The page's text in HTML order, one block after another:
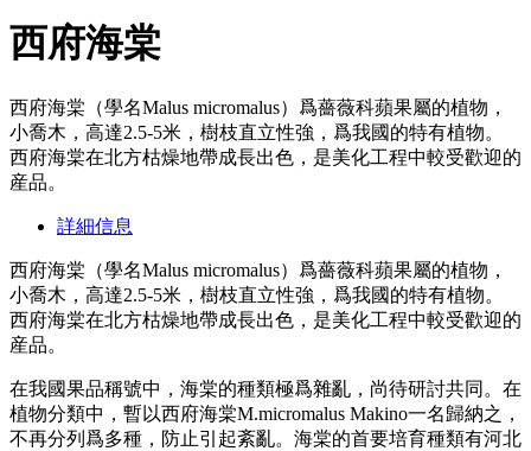
西府海棠
西府海棠（學名Malus micromalus）爲薔薇科蘋果屬的植物，
小喬木，高達2.5-5米，樹枝直立性強，爲我國的特有植物。
西府海棠在北方枯燥地帶成長出色，是美化工程中較受歡迎的
産品。
詳細信息
西府海棠（學名Malus micromalus）爲薔薇科蘋果屬的植物，
小喬木，高達2.5-5米，樹枝直立性強，爲我國的特有植物。
西府海棠在北方枯燥地帶成長出色，是美化工程中較受歡迎的
産品。
在我國果品稱號中，海棠的種類極爲雜亂，尚待研討共同。在
植物分類中，暫以西府海棠M.micromalus Makino一名歸納之，
不再分列爲多種，防止引起紊亂。海棠的首要培育種類有河北